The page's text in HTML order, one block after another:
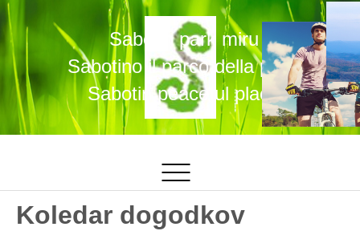
Sabotin park miru
Sabotino il parco della pace
Sabotin peaceful place
Koledar dogodkov